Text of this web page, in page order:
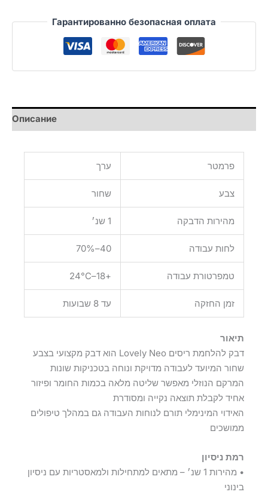
Гарантированно безопасная оплата
Описание
פרמטר ערך
צבע שחור
מהירות הדבקה 1 שנ׳
לחות עבודה 40–70%
טמפרטורת עבודה +18–24°C
זמן החזקה עד 8 שבועות
תיאור
דבק להלחמת ריסים Lovely Neo הוא דבק מקצועי בצבע
שחור המיועד לעבודה מדויקת ונוחה בטכניקות שונות
המרקם הנוזלי מאפשר שליטה מלאה בכמות החומר ופיזור
אחיד לקבלת תוצאה נקייה ומסודרת
האידוי המינימלי תורם לנוחות העבודה גם במהלך טיפולים
ממושכים
רמת ניסיון
• מהירות 1 שנ׳ – מתאים למתחילות ולמאסטריות עם ניסיון
בינוני